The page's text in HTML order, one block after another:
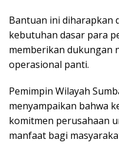
Bantuan ini diharapkan
kebutuhan dasar para
memberikan dukungan
operasional panti.
Pemimpin Wilayah
menyampaikan bahwa
komitmen perusahaan
manfaat bagi